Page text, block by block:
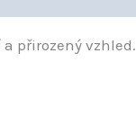
přirozený vzhled.